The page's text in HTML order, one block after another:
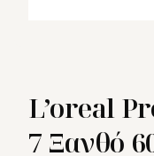
L’oreal
7 Ξανθό